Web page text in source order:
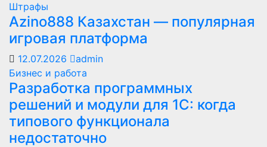
Штрафы
Azino888 Казахстан — популярная
игровая платформа
12.07.2026
admin
Бизнес и работа
Разработка программных
решений и модули для 1С: когда
типового функционала
недостаточно